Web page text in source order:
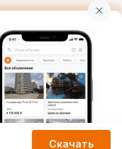
и размещение
условий
Оплачивая
о заключении
Скачать